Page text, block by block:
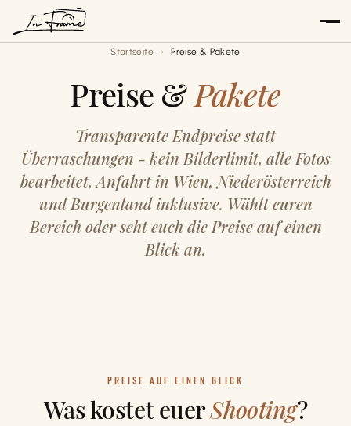
Inhalt
Startseite Preise & Pakete
Preise &Pakete
Transparente Endpreise statt
Überraschungen - kein Bilderlimit, alle Fotos
bearbeitet, Anfahrt in Wien, Niederösterreich
und Burgenland inklusive. Wählt euren
Bereich oder seht euch die Preise auf einen
Blick an.
PREISE AUF EINEN BLICK
Was kostet euerShooting?